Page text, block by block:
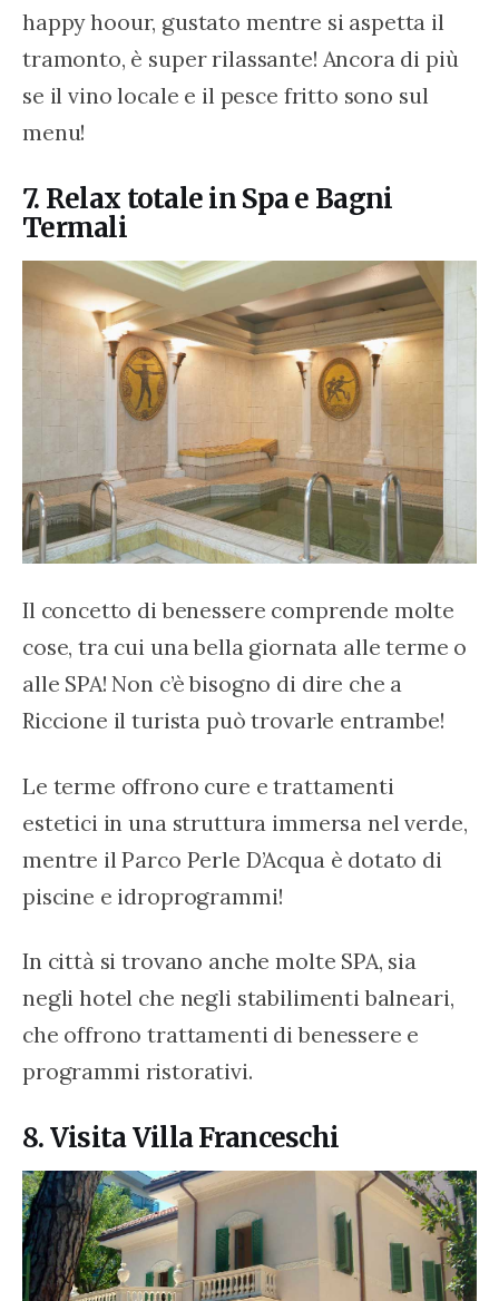
happy hoour, gustato mentre si aspetta il
tramonto, è super rilassante! Ancora di più
se il vino locale e il pesce fritto sono sul
menu!
7. Relax totale in Spa e Bagni
Termali
Il concetto di benessere comprende molte
cose, tra cui una bella giornata alle terme o
alle SPA! Non c’è bisogno di dire che a
Riccione il turista può trovarle entrambe!
Le terme offrono cure e trattamenti
estetici in una struttura immersa nel verde,
mentre il Parco Perle D’Acqua è dotato di
piscine e idroprogrammi!
In città si trovano anche molte SPA, sia
negli hotel che negli stabilimenti balneari,
che offrono trattamenti di benessere e
programmi ristorativi.
8. Visita Villa Franceschi